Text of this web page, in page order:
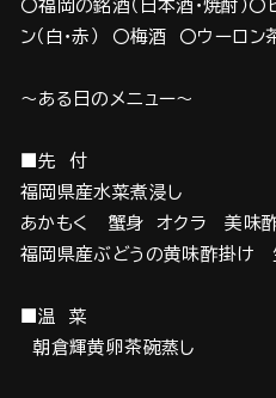
〇福岡の銘酒（日本酒・焼酎
ン（白・赤） 〇梅酒 〇ウーロ
～ある日のメニュー～
■先 付
福岡県産水菜煮浸し
あかもく 蟹身 オクラ 美味
福岡県産ぶどうの黄味酢掛け
■温 菜
朝倉輝黄卵茶碗蒸し